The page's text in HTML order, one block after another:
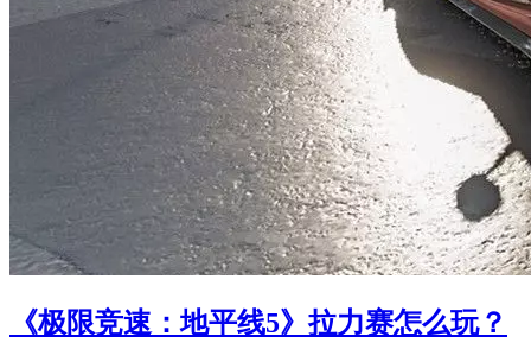
《极限竞速：地平线5》拉力赛怎么玩？